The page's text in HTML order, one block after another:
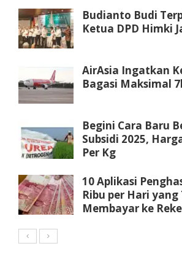
Budianto Budi
Ketua DPD Himki
AirAsia Ingatkan
Bagasi Maksimal
Begini Cara Baru
Subsidi 2025,
Per Kg
10 Aplikasi
Ribu per Hari
Membayar ke